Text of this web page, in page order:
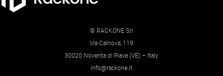
© RACKONE Srl
Via Calnova, 119
30020 Noventa di Piave (VE) – Italy
info@rackone.it